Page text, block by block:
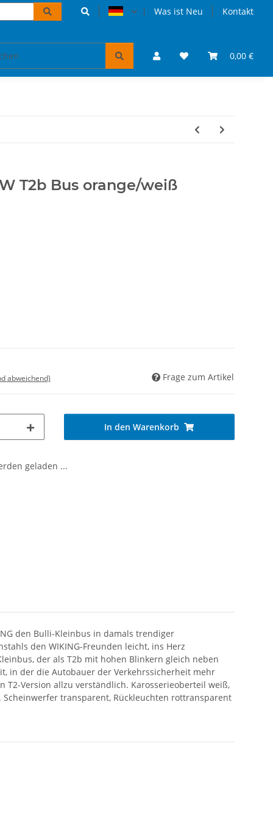
Was ist Neu Kontakt
0,00 €
und Geschenke VW Bulli Puzzles & Bücher
T2b Bus orange/weiß
abweichend) Frage zum Artikel
In den Warenkorb
geladen ...
den Bulli-Kleinbus in damals trendiger
den WIKING-Freunden leicht, ins Herz
der als T2b mit hohen Blinkern gleich neben
in der die Autobauer der Verkehrssicherheit mehr
Version allzu verständlich. Karosserieoberteil weiß,
transparent, Rückleuchten rottransparent